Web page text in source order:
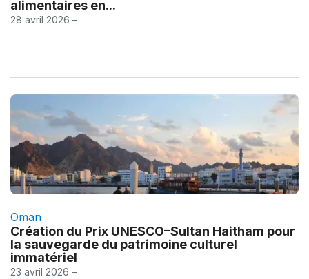
alimentaires en...
28 avril 2026 –
Oman
Création du Prix UNESCO–Sultan Haitham pour
la sauvegarde du patrimoine culturel
immatériel
23 avril 2026 –